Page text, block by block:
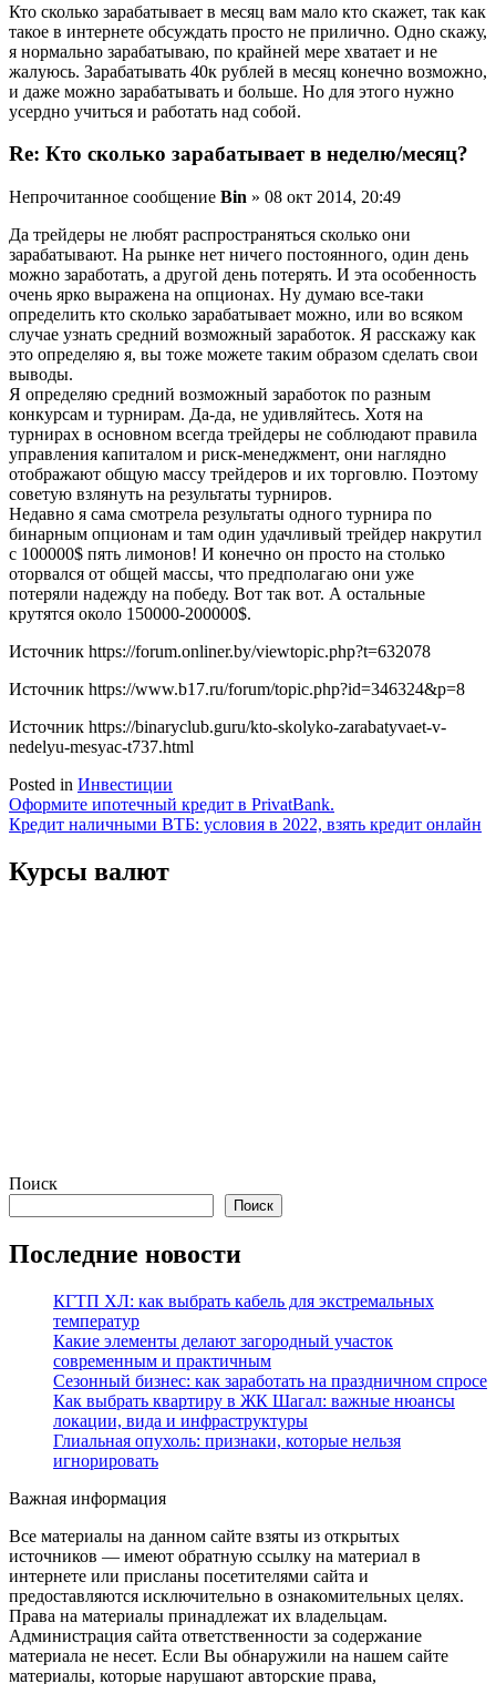
Кто сколько зарабатывает в месяц вам мало кто скажет, так как
такое в интернете обсуждать просто не прилично. Одно скажу,
я нормально зарабатываю, по крайней мере хватает и не
жалуюсь. Зарабатывать 40к рублей в месяц конечно возможно,
и даже можно зарабатывать и больше. Но для этого нужно
усердно учиться и работать над собой.
Re: Кто сколько зарабатывает в неделю/месяц?
Непрочитанное сообщение Bin » 08 окт 2014, 20:49
Да трейдеры не любят распространяться сколько они
зарабатывают. На рынке нет ничего постоянного, один день
можно заработать, а другой день потерять. И эта особенность
очень ярко выражена на опционах. Ну думаю все-таки
определить кто сколько зарабатывает можно, или во всяком
случае узнать средний возможный заработок. Я расскажу как
это определяю я, вы тоже можете таким образом сделать свои
выводы.
Я определяю средний возможный заработок по разным
конкурсам и турнирам. Да-да, не удивляйтесь. Хотя на
турнирах в основном всегда трейдеры не соблюдают правила
управления капиталом и риск-менеджмент, они наглядно
отображают общую массу трейдеров и их торговлю. Поэтому
советую взлянуть на результаты турниров.
Недавно я сама смотрела результаты одного турнира по
бинарным опционам и там один удачливый трейдер накрутил
с 100000$ пять лимонов! И конечно он просто на столько
оторвался от общей массы, что предполагаю они уже
потеряли надежду на победу. Вот так вот. А остальные
крутятся около 150000-200000$.
Источник https://forum.onliner.by/viewtopic.php?t=632078
Источник https://www.b17.ru/forum/topic.php?id=346324&p=8
Источник https://binaryclub.guru/kto-skolyko-zarabatyvaet-v-
nedelyu-mesyac-t737.html
Posted in Инвестиции
Навигация
по
записям
Оформите ипотечный кредит в PrivatBank.
Кредит наличными ВТБ: условия в 2022, взять кредит онлайн
Курсы валют
Поиск
Поиск
Последние новости
КГТП ХЛ: как выбрать кабель для экстремальных
температур
Какие элементы делают загородный участок
современным и практичным
Сезонный бизнес: как заработать на праздничном спросе
Как выбрать квартиру в ЖК Шагал: важные нюансы
локации, вида и инфраструктуры
Глиальная опухоль: признаки, которые нельзя
игнорировать
Важная информация
Все материалы на данном сайте взяты из открытых
источников — имеют обратную ссылку на материал в
интернете или присланы посетителями сайта и
предоставляются исключительно в ознакомительных целях.
Права на материалы принадлежат их владельцам.
Администрация сайта ответственности за содержание
материала не несет. Если Вы обнаружили на нашем сайте
материалы, которые нарушают авторские права,